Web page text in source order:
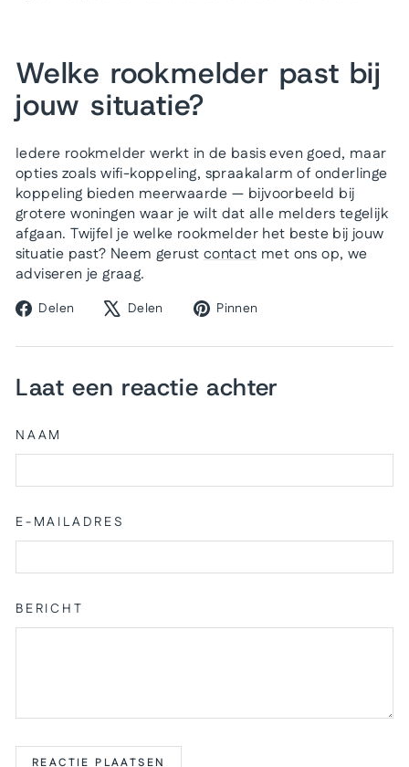
Welke rookmelder past bij
jouw situatie?
Iedere rookmelder werkt in de basis even goed, maar
opties zoals wifi-koppeling, spraakalarm of onderlinge
koppeling bieden meerwaarde — bijvoorbeeld bij
grotere woningen waar je wilt dat alle melders tegelijk
afgaan. Twijfel je welke rookmelder het beste bij jouw
situatie past? Neem gerust contact met ons op, we
adviseren je graag.
Delen
Delen
Facebook
Delen
Tweeten
X
Pinnen
Pinterest
Laat een reactie achter
NAAM
E-MAILADRES
BERICHT
REACTIE PLAATSEN